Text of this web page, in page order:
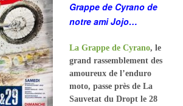
Grappe de Cyrano de
notre ami Jojo…
La Grappe de Cyrano, le
grand rassemblement des
amoureux de l’enduro
moto, passe près de La
Sauvetat du Dropt le 28